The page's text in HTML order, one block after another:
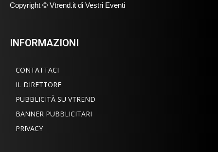
Copyright © Vtrend.it di Vestri Eventi
INFORMAZIONI
CONTATTACI
IL DIRETTORE
PUBBLICITÀ SU VTREND
BANNER PUBBLICITARI
PRIVACY